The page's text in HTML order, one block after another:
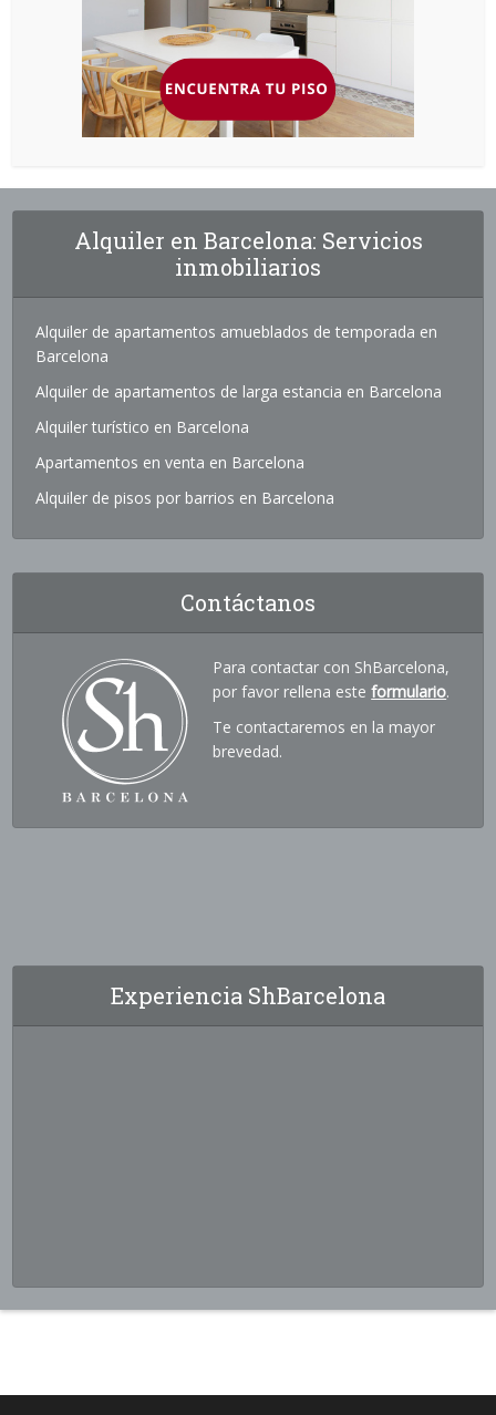
Alquiler en Barcelona: Servicios
inmobiliarios
Alquiler de apartamentos amueblados de temporada en
Barcelona
Alquiler de apartamentos de larga estancia en Barcelona
Alquiler turístico en Barcelona
Apartamentos en venta en Barcelona
Alquiler de pisos por barrios en Barcelona
Contáctanos
Para contactar con ShBarcelona,
por favor rellena esteformulario.
Te contactaremos en la mayor
brevedad.
Experiencia ShBarcelona